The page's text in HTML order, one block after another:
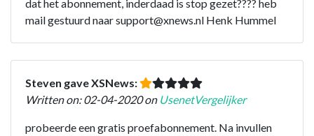
dat het abonnement, inderdaad is stop gezet???? heb
mail gestuurd naar support@xnews.nl Henk Hummel
Steven gave XSNews:
Written on: 02-04-2020 on UsenetVergelijker
probeerde een gratis proefabonnement. Na invullen